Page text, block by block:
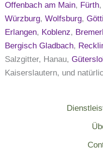
Offenbach am Main, Fürth,
Würzburg, Wolfsburg,
Erlangen, Koblenz,
Bergisch Gladbach,
Salzgitter, Hanau,
Kaiserslautern, und